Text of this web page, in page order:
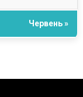
Червень »